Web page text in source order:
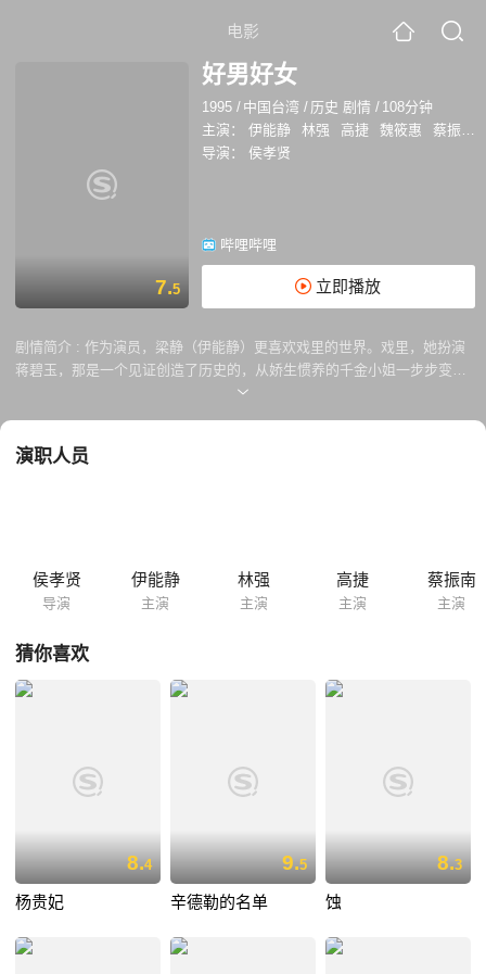
电影
7.5
好男好女
1995 / 中国台湾 / 历史 剧情 / 108分钟
主演：
伊能静 林强 高捷 魏筱惠 蔡振南
导演：
侯孝贤
哔哩哔哩
立即播放
剧情简介 : 作为演员，梁静（伊能静）更喜欢戏里的世界。戏里，她扮演
蒋碧玉，那是一个见证创造了历史的，从娇生惯养的千金小姐一步步变成
坚强的革命义士的，和钟浩东（林强）谈过轰轰烈烈恋爱的，天塌下来，
被不定期传真回来的，时常接到不发声骚扰电话的，抢了姐姐男人的，做
演职人员
侯孝贤
导演
伊能静
主演
林强
主演
高捷
主演
蔡振南
主演
猜你喜欢
8.4
杨贵妃
9.5
辛德勒的名单
8.3
蚀